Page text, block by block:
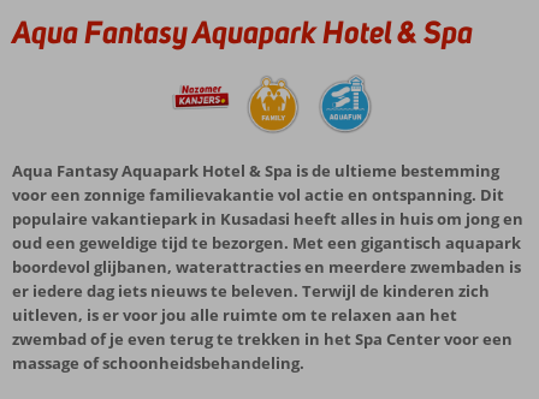
Aqua Fantasy Aquapark Hotel & Spa
Aqua Fantasy Aquapark Hotel & Spa is de ultieme bestemming
voor een zonnige familievakantie vol actie en ontspanning. Dit
populaire vakantiepark in Kusadasi heeft alles in huis om jong en
oud een geweldige tijd te bezorgen. Met een gigantisch aquapark
boordevol glijbanen, waterattracties en meerdere zwembaden is
er iedere dag iets nieuws te beleven. Terwijl de kinderen zich
uitleven, is er voor jou alle ruimte om te relaxen aan het
zwembad of je even terug te trekken in het Spa Center voor een
massage of schoonheidsbehandeling.